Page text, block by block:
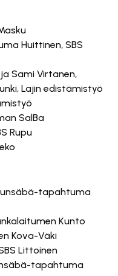
Huittinen, SBS
Sami Virtanen,
Lajin edistämistyö
SalBa
Rupu
tapahtuma
Kunto
Kova-Väki
Littoinen
tapahtuma